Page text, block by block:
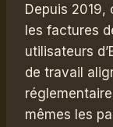
Depuis
les factures
utilisateurs
de travail
mêmes les